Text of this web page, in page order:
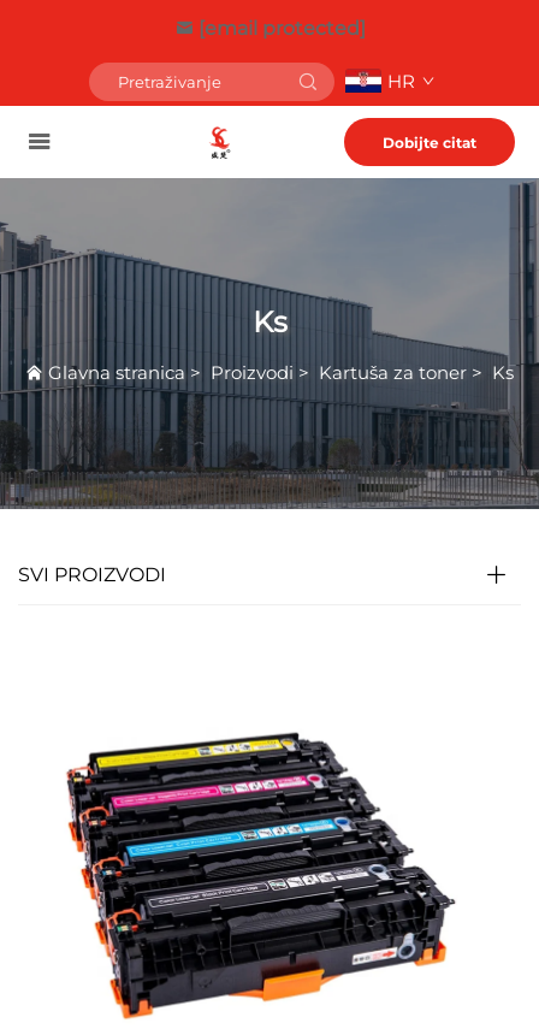
[email protected]
HR
Dobijte citat
Ks
Glavna stranica > Proizvodi > Kartuša za toner > Ks
SVI PROIZVODI